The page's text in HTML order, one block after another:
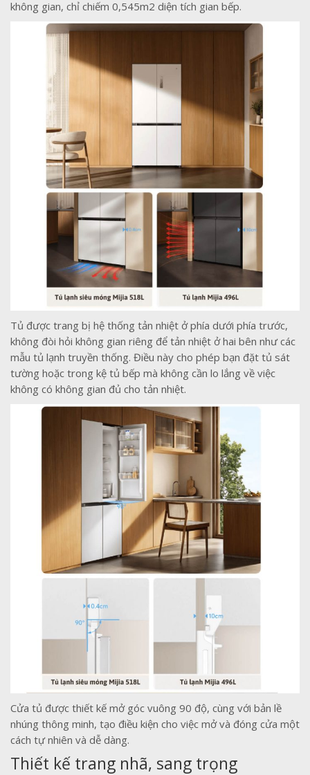
không gian, chỉ chiếm 0,545m2 diện tích gian bếp.
Tủ được trang bị hệ thống tản nhiệt ở phía dưới phía trước,
không đòi hỏi không gian riêng để tản nhiệt ở hai bên như các
mẫu tủ lạnh truyền thống. Điều này cho phép bạn đặt tủ sát
tường hoặc trong kệ tủ bếp mà không cần lo lắng về việc
không có không gian đủ cho tản nhiệt.
Cửa tủ được thiết kế mở góc vuông 90 độ, cùng với bản lề
nhúng thông minh, tạo điều kiện cho việc mở và đóng cửa một
cách tự nhiên và dễ dàng.
Thiết kế trang nhã, sang trọng